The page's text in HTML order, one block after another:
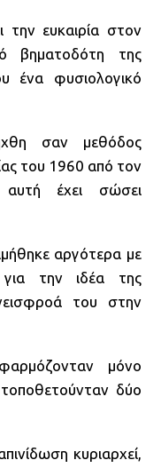
την ευκαιρία στον
βηματοδότη της
ένα φυσιολογικό
σαν μεθόδος
του 1960 από τον
έχει σώσει
αργότερα με
την ιδέα της
του στην
μόνο
δύο
κυριαρχεί,